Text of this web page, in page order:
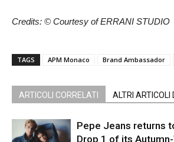
Credits: © Courtesy of ERRANI STUDIO
TAGS APM Monaco Brand Ambassador
ARTICOLI CORRELATI ALTRI ARTICOLI
Pepe Jeans returns
Drop 1 of its